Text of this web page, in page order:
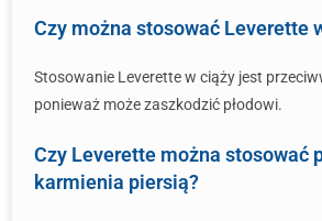
Czy można stosować Leverette
Stosowanie Leverette w ciąży jest
ponieważ może zaszkodzić płodowi.
Czy Leverette można stosować
karmienia piersią?